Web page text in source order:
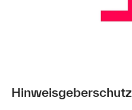
Hinweisgeberschutz